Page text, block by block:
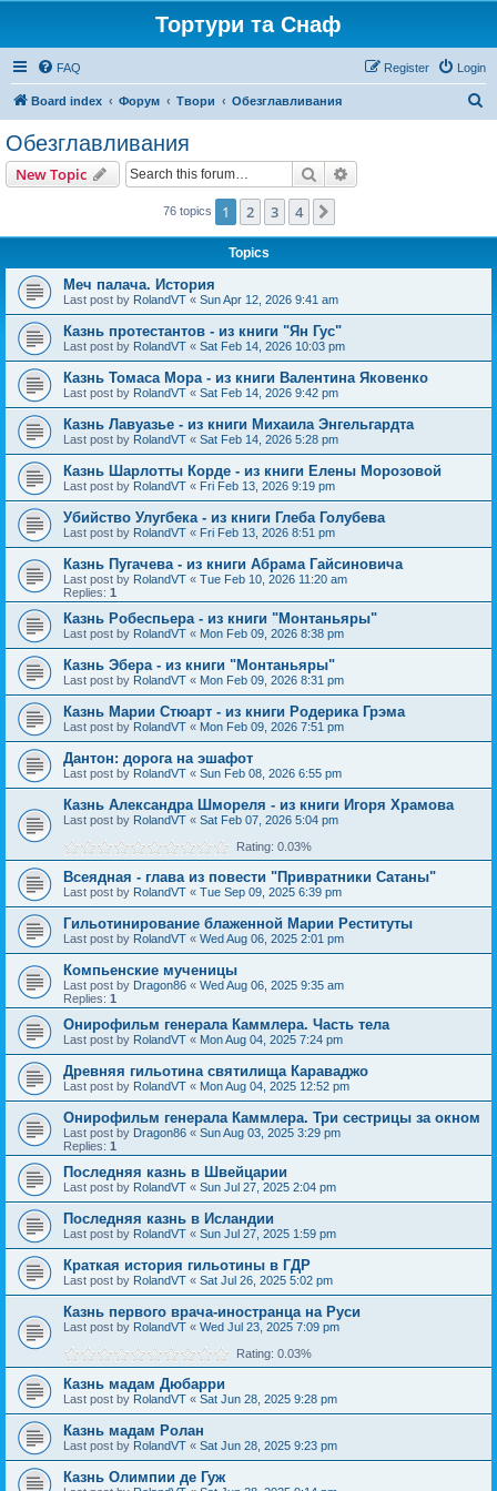
Тортури та Снаф
FAQ Login
Register
Board index Форум Твори Обезглавливания
Обезглавливания
New Topic Search
76 topics 1 2 3 4
Topics
Меч палача. История
Last post by RolandVT « Sun Apr 12, 2026 9:41 am
Казнь протестантов - из книги "Ян Гус"
Last post by RolandVT « Sat Feb 14, 2026 10:03 pm
Казнь Томаса Мора - из книги Валентина Яковенко
Last post by RolandVT « Sat Feb 14, 2026 9:42 pm
Казнь Лавуазье - из книги Михаила Энгельгардта
Last post by RolandVT « Sat Feb 14, 2026 5:28 pm
Казнь Шарлотты Корде - из книги Елены Морозовой
Last post by RolandVT « Fri Feb 13, 2026 9:19 pm
Убийство Улугбека - из книги Глеба Голубева
Last post by RolandVT « Fri Feb 13, 2026 8:51 pm
Казнь Пугачева - из книги Абрама Гайсиновича
Last post by RolandVT « Tue Feb 10, 2026 11:20 am
Replies: 1
Казнь Робеспьера - из книги "Монтаньяры"
Last post by RolandVT « Mon Feb 09, 2026 8:38 pm
Казнь Эбера - из книги "Монтаньяры"
Last post by RolandVT « Mon Feb 09, 2026 8:31 pm
Казнь Марии Стюарт - из книги Родерика Грэма
Last post by RolandVT « Mon Feb 09, 2026 7:51 pm
Дантон: дорога на эшафот
Last post by RolandVT « Sun Feb 08, 2026 6:55 pm
Казнь Александра Шмореля - из книги Игоря Храмова
Last post by RolandVT « Sat Feb 07, 2026 5:04 pm
Rating: 0.03%
Всеядная - глава из повести "Привратники Сатаны"
Last post by RolandVT « Tue Sep 09, 2025 6:39 pm
Гильотинирование блаженной Марии Реституты
Last post by RolandVT « Wed Aug 06, 2025 2:01 pm
Компьенские мученицы
Last post by Dragon86 « Wed Aug 06, 2025 9:35 am
Replies: 1
Онирофильм генерала Каммлера. Часть тела
Last post by RolandVT « Mon Aug 04, 2025 7:24 pm
Древняя гильотина святилища Караваджо
Last post by RolandVT « Mon Aug 04, 2025 12:52 pm
Онирофильм генерала Каммлера. Три сестрицы за окном
Last post by Dragon86 « Sun Aug 03, 2025 3:29 pm
Replies: 1
Последняя казнь в Швейцарии
Last post by RolandVT « Sun Jul 27, 2025 2:04 pm
Последняя казнь в Исландии
Last post by RolandVT « Sun Jul 27, 2025 1:59 pm
Краткая история гильотины в ГДР
Last post by RolandVT « Sat Jul 26, 2025 5:02 pm
Казнь первого врача-иностранца на Руси
Last post by RolandVT « Wed Jul 23, 2025 7:09 pm
Rating: 0.03%
Казнь мадам Дюбарри
Last post by RolandVT « Sat Jun 28, 2025 9:28 pm
Казнь мадам Ролан
Last post by RolandVT « Sat Jun 28, 2025 9:23 pm
Казнь Олимпии де Гуж